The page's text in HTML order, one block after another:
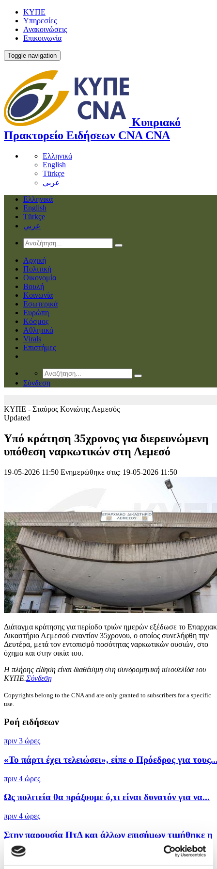
ΚΥΠΕ
Υπηρεσίες
Ανακοινώσεις
Επικοινωνία
Toggle navigation
Κυπριακό
Πρακτορείο Ειδήσεων CNA CNA
Ελληνικά
English
Türkçe
عربي
Ελληνικά
English
Türkçe
عربي
Αρχική
Πολιτική
Οικονομία
Βουλή
Κοινωνία
Εσωτερικά
Ευρώπη
Κόσμος
Αθλητικά
Virals
Επιστήμες
Σύνδεση
ΚΥΠΕ - Σταύρος Κονιώτης Λεμεσός
Updated
Υπό κράτηση 35χρονος για διερευνώμενη
υπόθεση ναρκωτικών στη Λεμεσό
19-05-2026 11:50 Ενημερώθηκε στις: 19-05-2026 11:50
Διάταγμα κράτησης για περίοδο τριών ημερών εξέδωσε το
Δικαστήριο Λεμεσού εναντίον 35χρονου, ο οποίος συνελήφθη την
Δευτέρα, μετά τον εντοπισμό ποσότητας ναρκωτικών ουσιών, στο
όχημα και στην οικία του.
Η πλήρης είδηση είναι διαθέσιμη στη συνδρομητική ιστοσελίδα του
ΚΥΠΕ.Σύνδεση
Copyrights belong to the CNA and are only granted to subscribers for a specific
use.
Ροή ειδήσεων
πριν 3 ώρες
«Το πάρτι έχει τελειώσει», είπε ο Πρόεδρος για
πριν 4 ώρες
Ως πολιτεία θα πράξουμε ό,τι είναι δυνατόν για να...
πριν 4 ώρες
Στην παρουσία ΠτΔ και άλλων επισήμων τιμήθηκε η
μνήμη...
πριν 5 ώρες